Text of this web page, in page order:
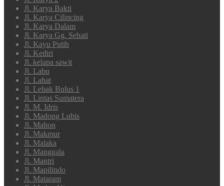
Jl. Karya Bakti
Jl. Karya Cilincing
Jl. Karya Dalam
Jl. Karya Gg. Sehati
Jl. Kayu Putih
Jl. Kediri
Jl. kelapa sawit
Jl. Labu
Jl. Lahat
Jl. Lebak Bulus 1
Jl. Lintas Sumatera
Jl. M. Idris
Jl. Madong Lubis
Jl. Mahon
Jl. Makmur
Jl. Malaka
Jl. Manggala
Jl. Mantri
Jl. Mapilindo
Jl. Mataram